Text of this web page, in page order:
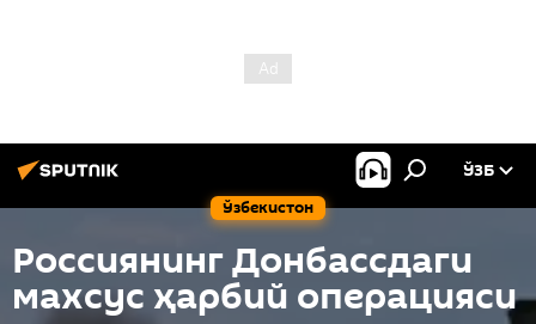
Ўзбекистон
ЎЗБ
Россиянинг Донбассдаги
махсус ҳарбий операцияси